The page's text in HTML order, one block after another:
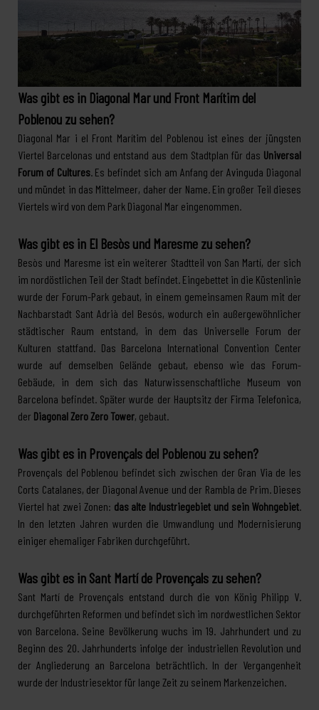
Was gibt es in Diagonal Mar und Front Marítim del
Poblenou zu sehen?
Diagonal Mar i el Front Marítim del Poblenou ist eines der jüngsten
Viertel Barcelonas und entstand aus dem Stadtplan für das Universal
Forum of Cultures. Es befindet sich am Anfang der Avinguda Diagonal
und mündet in das Mittelmeer, daher der Name. Ein großer Teil dieses
Viertels wird von dem Park Diagonal Mar eingenommen.
Was gibt es in El Besòs und Maresme zu sehen?
Besòs und Maresme ist ein weiterer Stadtteil von San Martí, der sich
im nordöstlichen Teil der Stadt befindet. Eingebettet in die Küstenlinie
wurde der Forum-Park gebaut, in einem gemeinsamen Raum mit der
Nachbarstadt Sant Adrià del Besós, wodurch ein außergewöhnlicher
städtischer Raum entstand, in dem das Universelle Forum der
Kulturen stattfand. Das Barcelona International Convention Center
wurde auf demselben Gelände gebaut, ebenso wie das Forum-
Gebäude, in dem sich das Naturwissenschaftliche Museum von
Barcelona befindet. Später wurde der Hauptsitz der Firma Telefonica,
der Diagonal Zero Zero Tower, gebaut.
Was gibt es in Provençals del Poblenou zu sehen?
Provençals del Poblenou befindet sich zwischen der Gran Via de les
Corts Catalanes, der Diagonal Avenue und der Rambla de Prim. Dieses
Viertel hat zwei Zonen: das alte Industriegebiet und sein Wohngebiet.
In den letzten Jahren wurden die Umwandlung und Modernisierung
einiger ehemaliger Fabriken durchgeführt.
Was gibt es in Sant Martí de Provençals zu sehen?
Sant Martí de Provençals entstand durch die von König Philipp V.
durchgeführten Reformen und befindet sich im nordwestlichen Sektor
von Barcelona. Seine Bevölkerung wuchs im 19. Jahrhundert und zu
Beginn des 20. Jahrhunderts infolge der industriellen Revolution und
der Angliederung an Barcelona beträchtlich. In der Vergangenheit
wurde der Industriesektor für lange Zeit zu seinem Markenzeichen.